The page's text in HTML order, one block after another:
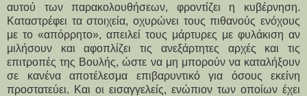
αυτού των παρακολουθήσεων, φροντίζει η κυβέρνηση.
Καταστρέφει τα στοιχεία, οχυρώνει τους πιθανούς ενόχους
με το «απόρρητο», απειλεί τους μάρτυρες με φυλάκιση αν
μιλήσουν και αφοπλίζει τις ανεξάρτητες αρχές και τις
επιτροπές της Βουλής, ώστε να μη μπορούν να καταλήξουν
σε κανένα αποτέλεσμα επιβαρυντικό για όσους εκείνη
προστατεύει. Και οι εισαγγελείς, ενώπιον των οποίων έχει